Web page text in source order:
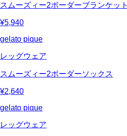
スムーズィー2ボーダーブランケット
¥5,940
gelato pique
レッグウェア
スムーズィー2ボーダーソックス
¥2,640
gelato pique
レッグウェア